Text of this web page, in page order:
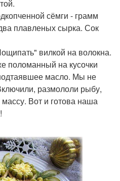
сёмги - грамм
плавленых сырка. Сок
вилкой на волокна.
поломанный на кусочки
масло. Мы не
размололи рыбу,
Вот и готова наша